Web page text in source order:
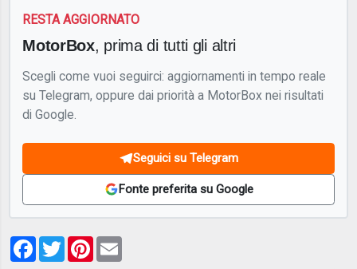
RESTA AGGIORNATO
MotorBox, prima di tutti gli altri
Scegli come vuoi seguirci: aggiornamenti in tempo reale
su Telegram, oppure dai priorità a MotorBox nei risultati
di Google.
Seguici su Telegram
Fonte preferita su Google
Facebook
TwitterPinterest